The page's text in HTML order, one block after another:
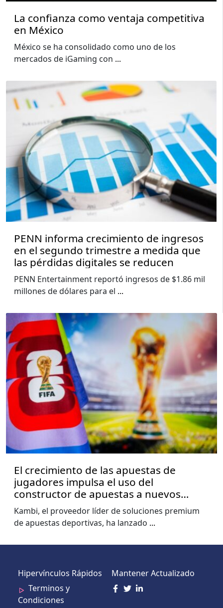
La confianza como ventaja competitiva
en México
México se ha consolidado como uno de los
mercados de iGaming con ...
PENN informa crecimiento de ingresos
en el segundo trimestre a medida que
las pérdidas digitales se reducen
PENN Entertainment reportó ingresos de $1.86 mil
millones de dólares para el ...
El crecimiento de las apuestas de
jugadores impulsa el uso del
constructor de apuestas a nuevos
niveles, muestra el informe de la Copa
del Mundo de Kambi
Kambi, el proveedor líder de soluciones premium
de apuestas deportivas, ha lanzado ...
Hipervínculos Rápidos
Terminos y
Condiciones
Mantener Actualizado